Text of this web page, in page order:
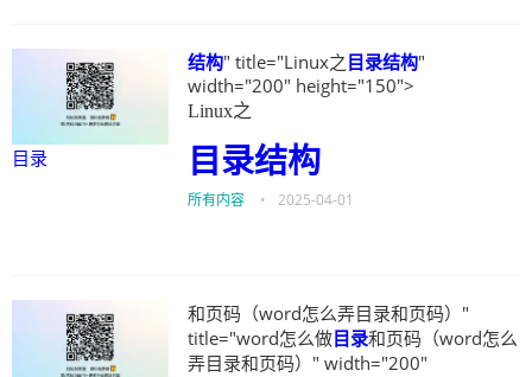
目录
结构" title="Linux之 目录结构"
width="200" height="150">
Linux之
目录结构
所有内容 • 2025-04-01
和页码（word怎么弄目录和页码）"
title="word怎么做目录和页码（word怎么
弄目录和页码）" width="200"